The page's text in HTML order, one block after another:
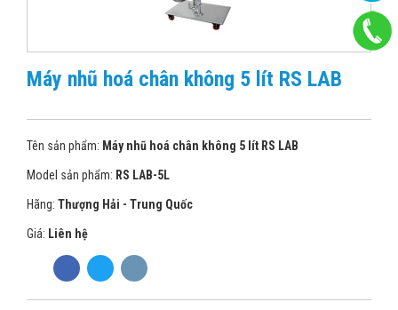
Máy nhũ hoá chân không 5 lít RS LAB
Tên sản phẩm: Máy nhũ hoá chân không 5 lít RS LAB
Model sản phẩm: RS LAB-5L
Hãng: Thượng Hải - Trung Quốc
Giá: Liên hệ